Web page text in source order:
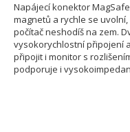
Napájecí konektor
magnetů a rychle se
počítač neshodíš na zem.
vysokorychlostní připojení
připojit i monitor s
podporuje i